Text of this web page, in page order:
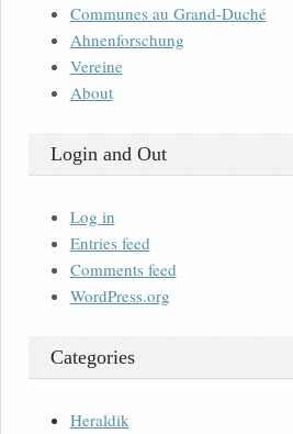
Communes au Grand-Duché
Ahnenforschung
Vereine
About
Login and Out
Log in
Entries feed
Comments feed
WordPress.org
Categories
Heraldik